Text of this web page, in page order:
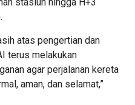
atas pengertian dan
terus melakukan
agar perjalanan kereta
aman, dan selamat,”